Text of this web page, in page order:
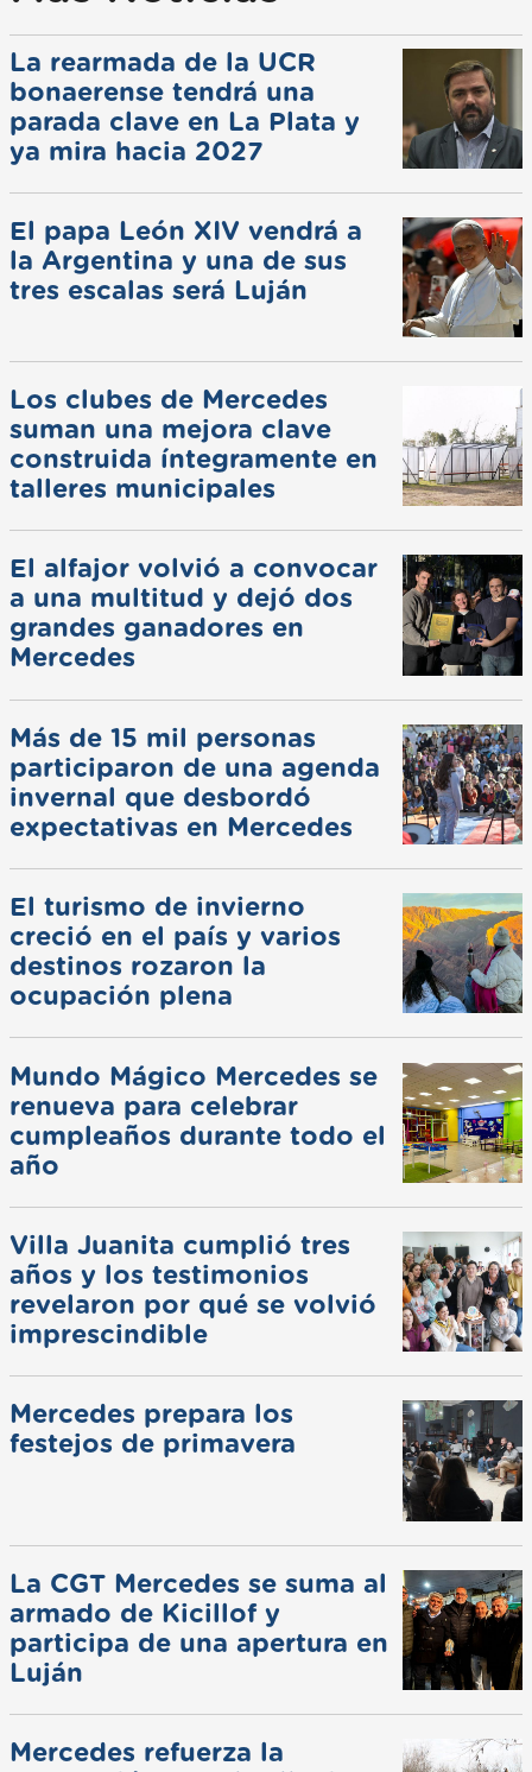
La rearmada de la UCR
bonaerense tendrá una
parada clave en La Plata y
ya mira hacia 2027
El papa León XIV vendrá a
la Argentina y una de sus
tres escalas será Luján
Los clubes de Mercedes
suman una mejora clave
construida íntegramente en
talleres municipales
El alfajor volvió a convocar
a una multitud y dejó dos
grandes ganadores en
Mercedes
Más de 15 mil personas
participaron de una agenda
invernal que desbordó
expectativas en Mercedes
El turismo de invierno
creció en el país y varios
destinos rozaron la
ocupación plena
Mundo Mágico Mercedes se
renueva para celebrar
cumpleaños durante todo el
año
Villa Juanita cumplió tres
años y los testimonios
revelaron por qué se volvió
imprescindible
Mercedes prepara los
festejos de primavera
La CGT Mercedes se suma al
armado de Kicillof y
participa de una apertura en
Luján
Mercedes refuerza la